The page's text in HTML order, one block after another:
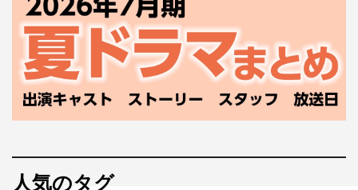
人気のタグ